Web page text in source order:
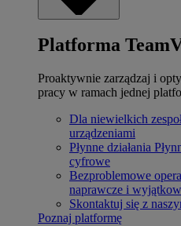
Platforma
Proaktywnie zarządzaj i
pracy w ramach jednej
Dla niewielkich
urządzeniami
Płynne działania
cyfrowe
Bezproblemowe
naprawcze i
Skontaktuj się z
Poznaj platformę